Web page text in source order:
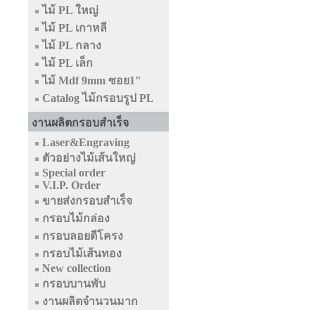
ไม้ PL ใหญ่
ไม้ PL เกาหลี
ไม้ PL กลาง
ไม้ PL เล็ก
ไม้ Mdf 9mm ซอย1"
Catalog ไม้กรอบรูป PL
งานผลิตกรอบสำเร็จ
Laser&Engraving
ตัวอย่างไม้เส้นใหญ่
Special order
V.I.P. Order
ขายส่งกรอบสำเร็จ
กรอบไม้กล่อง
กรอบลอยตีโครง
กรอบไม้เส้นทอง
New collection
กรอบบานพับ
งานผลิตจำนวนมาก